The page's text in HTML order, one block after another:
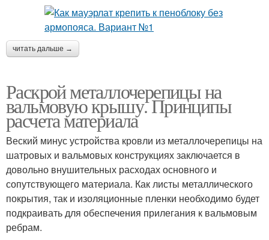
читать дальше →
Раскрой металлочерепицы на
вальмовую крышу. Принципы
расчета материала
Веский минус устройства кровли из металлочерепицы на
шатровых и вальмовых конструкциях заключается в
довольно внушительных расходах основного и
сопутствующего материала. Как листы металлического
покрытия, так и изоляционные пленки необходимо будет
подкраивать для обеспечения прилегания к вальмовым
ребрам.